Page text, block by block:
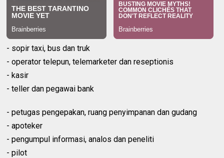
- sopir taxi, bus dan truk
- operator telepun, telemarketer dan reseptionis
- kasir
- teller dan pegawai bank
- petugas pengepakan, ruang penyimpanan dan gudang
- apoteker
- pengumpul informasi, analos dan peneliti
- pilot